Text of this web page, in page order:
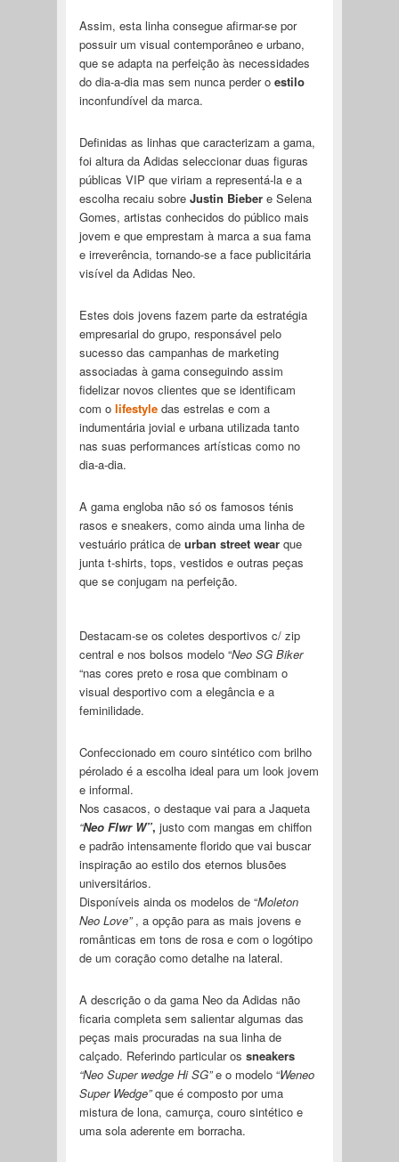
Assim, esta linha consegue afirmar-se por
possuir um visual contemporâneo e urbano,
que se adapta na perfeição às necessidades
do dia-a-dia mas sem nunca perder o estilo
inconfundível da marca.
Definidas as linhas que caracterizam a gama,
foi altura da Adidas seleccionar duas figuras
públicas VIP que viriam a representá-la e a
escolha recaiu sobre Justin Biebere Selena
Gomes, artistas conhecidos do público mais
jovem e que emprestam à marca a sua fama
e irreverência, tornando-se a face publicitária
visível da Adidas Neo.
Estes dois jovens fazem parte da estratégia
empresarial do grupo, responsável pelo
sucesso das campanhas de marketing
associadas à gama conseguindo assim
fidelizar novos clientes que se identificam
com o lifestyle das estrelas e com a
indumentária jovial e urbana utilizada tanto
nas suas performances artísticas como no
dia-a-dia.
A gama engloba não só os famosos ténis
rasos e sneakers, como ainda uma linha de
vestuário prática de urban street wearque
junta t-shirts, tops, vestidos e outras peças
que se conjugam na perfeição.
Destacam-se os coletes desportivos c/ zip
central e nos bolsos modelo “Neo SG Biker
“nas cores preto e rosa que combinam o
visual desportivo com a elegância e a
feminilidade.
Confeccionado em couro sintético com brilho
pérolado é a escolha ideal para um look jovem
e informal.
Nos casacos, o destaque vai para a Jaqueta
“Neo Flwr W”, justo com mangas em chiffon
e padrão intensamente florido que vai buscar
inspiração ao estilo dos eternos blusões
universitários.
Disponíveis ainda os modelos de “Moleton
Neo Love”, a opção para as mais jovens e
românticas em tons de rosa e com o logótipo
de um coração como detalhe na lateral.
A descrição o da gama Neo da Adidas não
ficaria completa sem salientar algumas das
peças mais procuradas na sua linha de
calçado. Referindo particular os sneakers
“Neo Super wedge Hi SG”e o modelo “Weneo
Super Wedge”que é composto por uma
mistura de lona, camurça, couro sintético e
uma sola aderente em borracha.